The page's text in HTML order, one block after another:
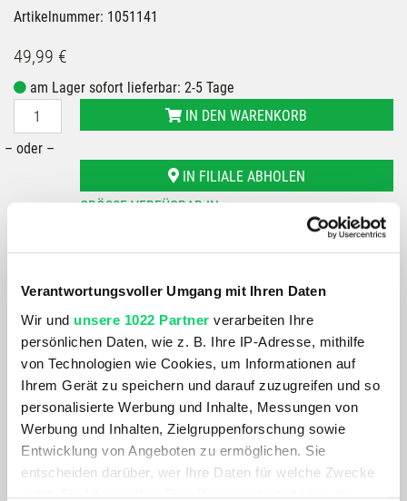
Verantwortungsvoller Umgang mit Ihren Daten
Wir und unsere 1022 Partner verarbeiten Ihre
persönlichen Daten, wie z. B. Ihre IP-Adresse, mithilfe
von Technologien wie Cookies, um Informationen auf
Ihrem Gerät zu speichern und darauf zuzugreifen und so
personalisierte Werbung und Inhalte, Messungen von
Werbung und Inhalten, Zielgruppenforschung sowie
Entwicklung von Angeboten zu ermöglichen. Sie
entscheiden darüber, wer Ihre Daten für welche Zwecke
Artikelnummer: 1051141
49,99 €
am Lager sofort lieferbar: 2-5 Tage
IN DEN WARENKORB
– oder –
IN FILIALE ABHOLEN
GRÖSSE VERFÜGBAR IN
Bergspezl Wien 7
Du hast eine Frage?
Wir rufen dich an und beraten dich gerne.
BESCHREIBUNG
3D-geschmiedeter 6061-T6 Aluminium Vorbau, stufenlos
verstellbar.